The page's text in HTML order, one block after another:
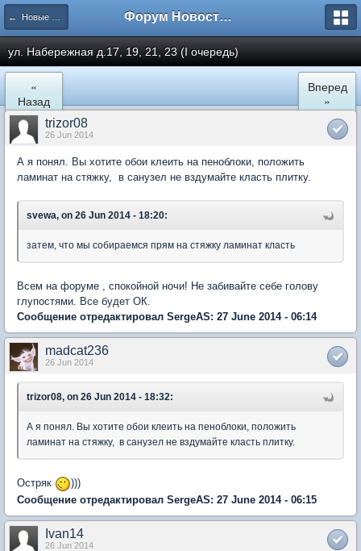
← Новые Водники Форум Новостройки
ул. Набережная д.17, 19, 21, 23 (I очередь)
«
Назад
Вперед
»
trizor08
26 Jun 2014
А я понял. Вы хотите обои клеить на пеноблоки, положить
ламинат на стяжку, в санузел не вздумайте класть плитку.
svewa, on 26 Jun 2014 - 18:20:
затем, что мы собираемся прям на стяжку ламинат класть
Всем на форуме , спокойной ночи! Не забивайте себе голову
глупостями. Все будет ОК.
Сообщение отредактировал SergeAS: 27 June 2014 - 06:14
madcat236
26 Jun 2014
trizor08, on 26 Jun 2014 - 18:32:
А я понял. Вы хотите обои клеить на пеноблоки, положить
ламинат на стяжку, в санузел не вздумайте класть плитку.
Остряк
)))
Сообщение отредактировал SergeAS: 27 June 2014 - 06:15
Ivan14
26 Jun 2014